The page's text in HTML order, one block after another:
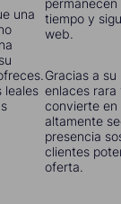
una
leales
tiempo y
web.
Gracias a
enlaces rara
convierte en
altamente
presencia
clientes
oferta.